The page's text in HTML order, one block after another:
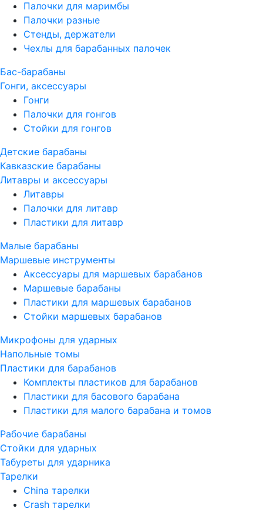
Палочки для маримбы
Палочки разные
Стенды, держатели
Чехлы для барабанных палочек
Бас-барабаны
Гонги, аксессуары
Гонги
Палочки для гонгов
Стойки для гонгов
Детские барабаны
Кавказские барабаны
Литавры и аксессуары
Литавры
Палочки для литавр
Пластики для литавр
Малые барабаны
Маршевые инструменты
Аксессуары для маршевых барабанов
Маршевые барабаны
Пластики для маршевых барабанов
Стойки маршевых барабанов
Микрофоны для ударных
Напольные томы
Пластики для барабанов
Комплекты пластиков для барабанов
Пластики для басового барабана
Пластики для малого барабана и томов
Рабочие барабаны
Стойки для ударных
Табуреты для ударника
Тарелки
China тарелки
Crash тарелки